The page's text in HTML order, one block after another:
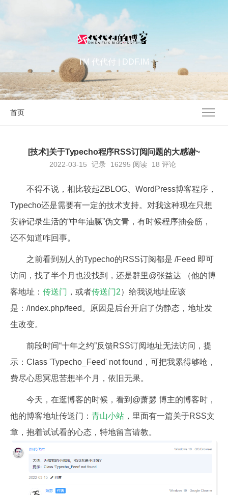
I'M 代代付 | DDF.IM
首页
[技术]关于Typecho程序RSS订阅问题的大感谢~
2022-03-15 记录 16295 阅读 18 评论
不得不说，相比较起ZBLOG、WordPress博客程序，
Typecho还是需要有一定的技术支持。对我这种现在只想
安静记录生活的“中年油腻”伪文青，有时候程序抽会筋，
还不知道咋回事。
之前看到别人的Typecho的RSS订阅都是 /Feed 即可
访问，找了半个月也没找到，还是群里@张益达 （他的博
客地址： 传送门 ，或者传送门2）给我说地址应该
是：/index.php/feed。原因是后台开启了伪静态，地址发
生改变。
前段时间“十年之约”反馈RSS订阅地址无法访问，提
示：Class 'Typecho_Feed' not found，可把我累得够呛，
费尽心思冥思苦想半个月，依旧无果。
今天，在逛博客的时候，看到@萧瑟 博主的博客时，
他的博客地址传送门： 青山小站 ，里面有一篇关于RSS文
章，抱着试试看的心态，特地留言请教。